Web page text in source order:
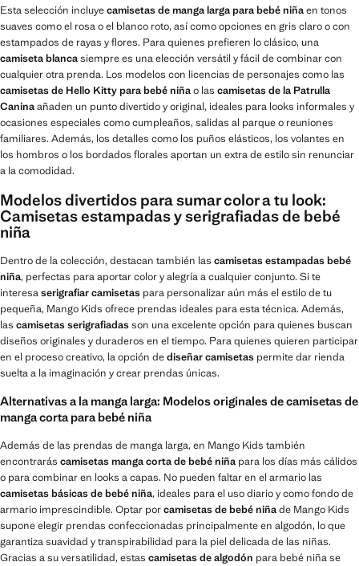
Esta selección incluyecamisetas de manga larga para bebé niñaen tonos
suaves como el rosa o el blanco roto, así como opciones en gris claro o con
estampados de rayas y flores. Para quienes prefieren lo clásico, una
camiseta blancasiempre es una elección versátil y fácil de combinar con
cualquier otra prenda. Los modelos con licencias de personajes como las
camisetas de Hello Kitty para bebé niñao las camisetas de la Patrulla
Caninaañaden un punto divertido y original, ideales para looks informales y
ocasiones especiales como cumpleaños, salidas al parque o reuniones
familiares. Además, los detalles como los puños elásticos, los volantes en
los hombros o los bordados florales aportan un extra de estilo sin renunciar
a la comodidad.
Modelos divertidos para sumar color a tu look:
Camisetas estampadas y serigrafiadas de bebé
niña
Dentro de la colección, destacan también las camisetas estampadas bebé
niña, perfectas para aportar color y alegría a cualquier conjunto. Si te
interesaserigrafiar camisetas para personalizar aún más el estilo de tu
pequeña, Mango Kids ofrece prendas ideales para esta técnica. Además,
las camisetas serigrafiadasson una excelente opción para quienes buscan
diseños originales y duraderos en el tiempo. Para quienes quieren participar
en el proceso creativo, la opción dediseñar camisetas permite dar rienda
suelta a la imaginación y crear prendas únicas.
Alternativas a la manga larga: Modelos originales de camisetas de
manga corta para bebé niña
Además de las prendas de manga larga, en Mango Kids también
encontrarás camisetas manga corta de bebé niña para los días más cálidos
o para combinar en looks a capas. No pueden faltar en el armario las
camisetas básicas de bebé niña, ideales para el uso diario y como fondo de
armario imprescindible. Optar porcamisetas de bebé niñade Mango Kids
supone elegir prendas confeccionadas principalmente en algodón, lo que
garantiza suavidad y transpirabilidad para la piel delicada de las niñas.
Gracias a su versatilidad, estas camisetas de algodón para bebé niña se